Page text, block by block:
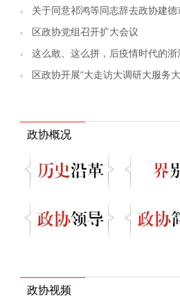
关于同意祁鸿等同志辞去政协建德
区政协党组召开扩大会议
这么敢、这么拼，后疫情时代的浙
区政协开展“大走访大调研大服务大
政协概况
政协视频